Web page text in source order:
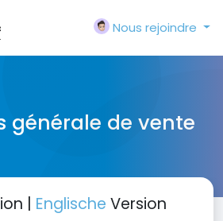
Nous rejoindre
générale de vente
| Englische Version